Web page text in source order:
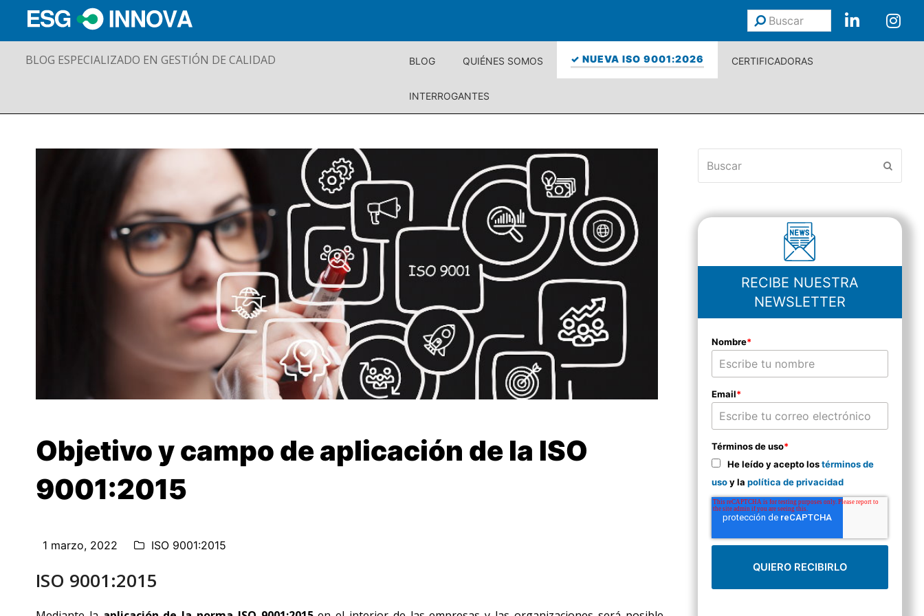
Buscar
BLOG ESPECIALIZADO EN GESTIÓN DE CALIDAD BLOG QUIÉNES SOMOS ✓ NUEVA ISO 9001:2026 CERTIFICADORAS
INTERROGANTES
Objetivo y campo de aplicación de la ISO
9001:2015
1 marzo, 2022 ISO 9001:2015
ISO 9001:2015
RECIBE NUESTRA
NEWSLETTER
Nombre*
Email*
Términos de uso*
He leído y acepto lostérminos de
usoy la política de privacidad